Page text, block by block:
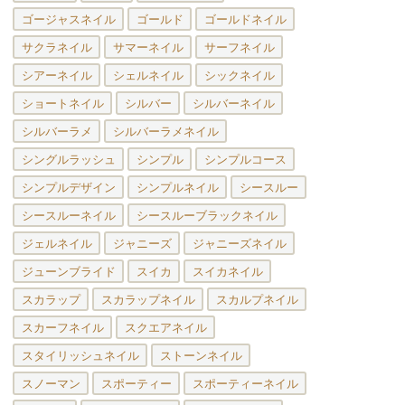
ゴージャスネイル ゴールド ゴールドネイル
サクラネイル サマーネイル サーフネイル
シアーネイル シェルネイル シックネイル
ショートネイル シルバー シルバーネイル
シルバーラメ シルバーラメネイル
シングルラッシュ シンプル シンプルコース
シンプルデザイン シンプルネイル シースルー
シースルーネイル シースルーブラックネイル
ジェルネイル ジャニーズ ジャニーズネイル
ジューンブライド スイカ スイカネイル
スカラップ スカラップネイル スカルプネイル
スカーフネイル スクエアネイル
スタイリッシュネイル ストーンネイル
スノーマン スポーティー スポーティーネイル